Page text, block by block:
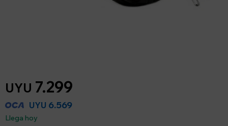
UYU 7.299
UYU 6.569
Llega hoy